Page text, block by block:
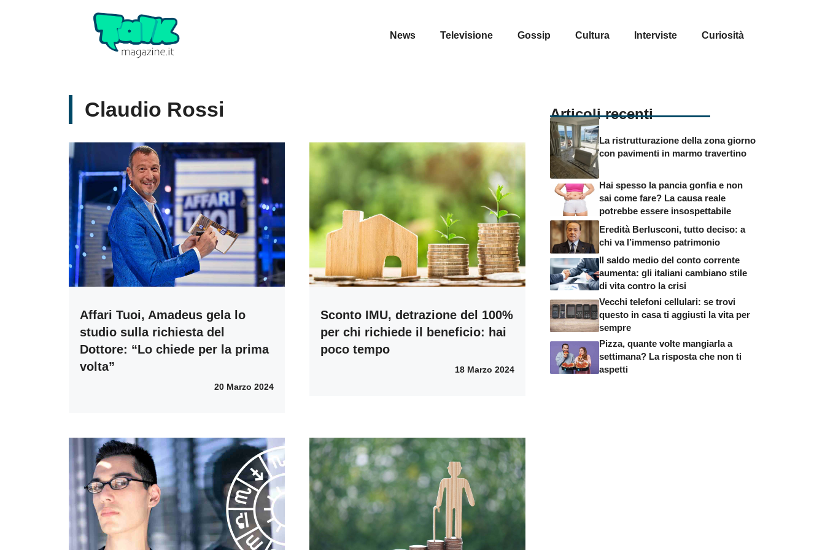
News Televisione Gossip Cultura Interviste Curiosità
Claudio Rossi
Affari Tuoi, Amadeus gela lo
studio sulla richiesta del
Dottore: “Lo chiede per la prima
volta”
20 Marzo 2024
Sconto IMU, detrazione del 100%
per chi richiede il beneficio: hai
poco tempo
18 Marzo 2024
Articoli recenti
La ristrutturazione della zona giorno
con pavimenti in marmo travertino
Hai spesso la pancia gonfia e non
sai come fare? La causa reale
potrebbe essere insospettabile
Eredità Berlusconi, tutto deciso: a
chi va l’immenso patrimonio
Il saldo medio del conto corrente
aumenta: gli italiani cambiano stile
di vita contro la crisi
Vecchi telefoni cellulari: se trovi
questo in casa ti aggiusti la vita per
sempre
Pizza, quante volte mangiarla a
settimana? La risposta che non ti
aspetti